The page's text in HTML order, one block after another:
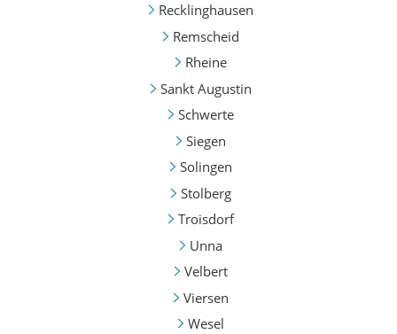
Recklinghausen
Remscheid
Rheine
Sankt Augustin
Schwerte
Siegen
Solingen
Stolberg
Troisdorf
Unna
Velbert
Viersen
Wesel